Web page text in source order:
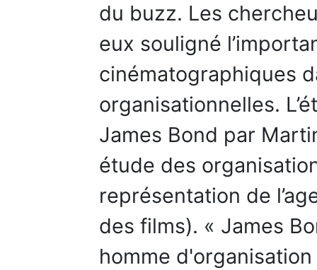
du buzz. Les
eux souligné
cinématographiques
organisationnelles.
James Bond par
étude des
représentation de
des films). « James
homme